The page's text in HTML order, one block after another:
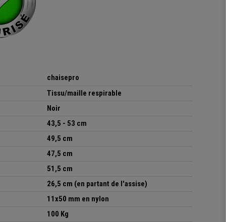
chaisepro
Tissu/maille respirable
Noir
43,5 - 53 cm
49,5 cm
47,5 cm
51,5 cm
26,5 cm (en partant de l'assise)
11x50 mm en nylon
100 Kg